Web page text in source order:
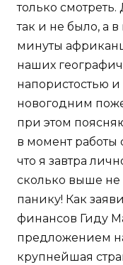
только
так и не было, а
минуты
наших
напористостью
новогодним
при этом
в момент работы
что я завтра
сколько выше не
панику! Как
финансов Гиду
предложением
крупнейшая